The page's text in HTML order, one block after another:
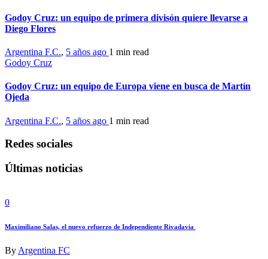
Godoy Cruz: un equipo de primera divisón quiere llevarse a
Diego Flores
Argentina F.C., 5 años ago 1 min read
Godoy Cruz
Godoy Cruz: un equipo de Europa viene en busca de Martín
Ojeda
Argentina F.C., 5 años ago 1 min read
Redes sociales
Últimas noticias
0
Maximiliano Salas, el nuevo refuerzo de Independiente Rivadavia
By Argentina FC